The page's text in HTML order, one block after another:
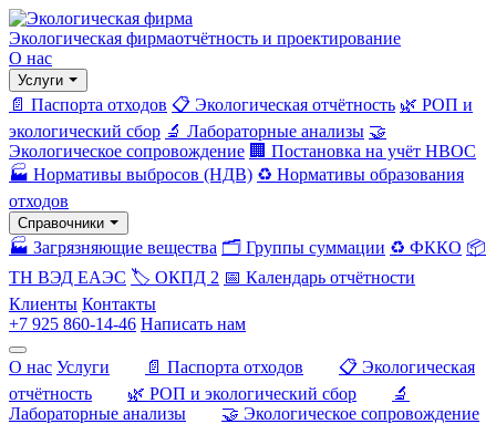
Экологическая фирмаотчётность и проектирование
О нас
Услуги
📄 Паспорта отходов 📋 Экологическая отчётность 🌿 РОП и
экологический сбор 🔬 Лабораторные анализы 🤝
Экологическое сопровождение 🏢 Постановка на учёт НВОС
🏭 Нормативы выбросов (НДВ) ♻️ Нормативы образования
отходов
Справочники
🏭 Загрязняющие вещества 🗂️ Группы суммации ♻️ ФККО 📦
ТН ВЭД ЕАЭС 🏷️ ОКПД 2 📅 Календарь отчётности
Клиенты Контакты
+7 925 860-14-46 Написать нам
О нас Услуги 📄 Паспорта отходов
📋 Экологическая
отчётность
🌿 РОП и экологический сбор
🔬
Лабораторные анализы
🤝 Экологическое сопровождение